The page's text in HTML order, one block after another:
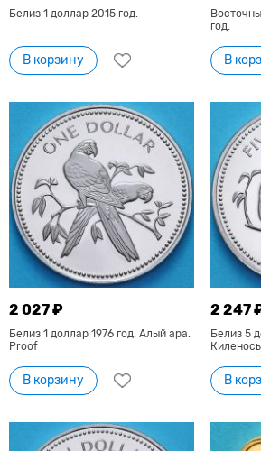
Белиз 1 доллар 2015 год.
В корзину
год.
В
2 027 ₽
Белиз 1 доллар 1976 год. Алый ара.
Proof
В корзину
2 247
Белиз 5
В